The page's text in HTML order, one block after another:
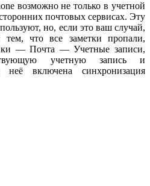
возможно не только в учетной
почтовых сервисах. Эту
но, если это ваш случай,
что все заметки пропали,
— Почта — Учетные записи,
учетную запись и
неё включена синхронизация